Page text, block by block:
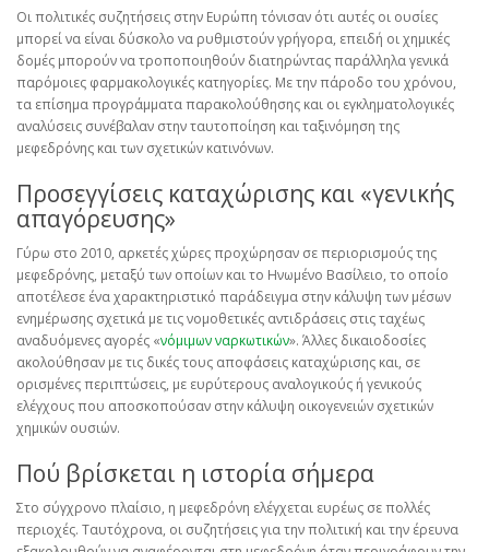
Οι πολιτικές συζητήσεις στην Ευρώπη τόνισαν ότι αυτές οι ουσίες
μπορεί να είναι δύσκολο να ρυθμιστούν γρήγορα, επειδή οι χημικές
δομές μπορούν να τροποποιηθούν διατηρώντας παράλληλα γενικά
παρόμοιες φαρμακολογικές κατηγορίες. Με την πάροδο του χρόνου,
τα επίσημα προγράμματα παρακολούθησης και οι εγκληματολογικές
αναλύσεις συνέβαλαν στην ταυτοποίηση και ταξινόμηση της
μεφεδρόνης και των σχετικών κατινόνων.
Προσεγγίσεις καταχώρισης και «γενικής
απαγόρευσης»
Γύρω στο 2010, αρκετές χώρες προχώρησαν σε περιορισμούς της
μεφεδρόνης, μεταξύ των οποίων και το Ηνωμένο Βασίλειο, το οποίο
αποτέλεσε ένα χαρακτηριστικό παράδειγμα στην κάλυψη των μέσων
ενημέρωσης σχετικά με τις νομοθετικές αντιδράσεις στις ταχέως
αναδυόμενες αγορές «νόμιμων ναρκωτικών». Άλλες δικαιοδοσίες
ακολούθησαν με τις δικές τους αποφάσεις καταχώρισης και, σε
ορισμένες περιπτώσεις, με ευρύτερους αναλογικούς ή γενικούς
ελέγχους που αποσκοπούσαν στην κάλυψη οικογενειών σχετικών
χημικών ουσιών.
Πού βρίσκεται η ιστορία σήμερα
Στο σύγχρονο πλαίσιο, η μεφεδρόνη ελέγχεται ευρέως σε πολλές
περιοχές. Ταυτόχρονα, οι συζητήσεις για την πολιτική και την έρευνα